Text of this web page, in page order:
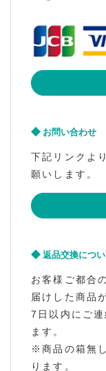
お問い合わせ
下記リンクよ
願いします。
返品交換につ
お客様ご都合
届けした商品
7日以内にご
ます。
※商品の箱無
ります。